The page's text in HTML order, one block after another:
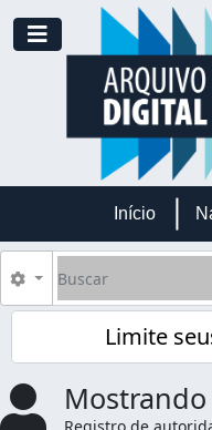
Skip to main content
Toggle
Início
Buscar
Opções de busca
Limite